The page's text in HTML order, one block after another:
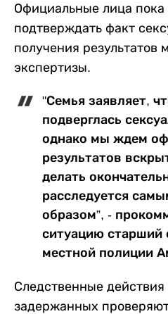
Официальные лица пока
подтверждать факт
получения результатов
экспертизы.
"Семья заявляет,
подверглась
однако мы ждем
результатов
делать
расследуется
образом”, -
ситуацию старший
местной полиции
Следственные
задержанных